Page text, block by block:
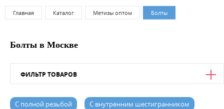
Главная Каталог Метизы оптом Болты
Болты в Москве
ФИЛЬТР ТОВАРОВ
Цена
С полной резьбой С внутренним шестигранником